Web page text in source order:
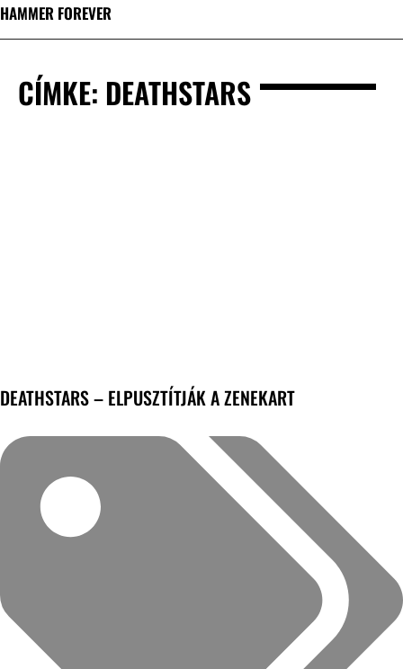
HAMMER FOREVER
CÍMKE: DEATHSTARS
DEATHSTARS – ELPUSZTÍTJÁK A ZENEKART